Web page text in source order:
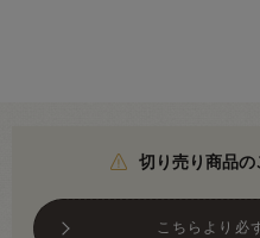
切り売り商品
こちらより必